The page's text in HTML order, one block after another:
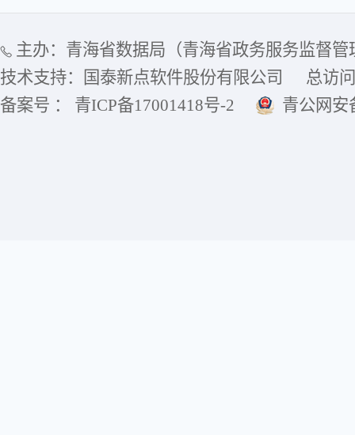
主办：青海省数据局（青海省政务服务监督管
技术支持：国泰新点软件股份有限公司
总访
备案号 ： 青ICP备17001418号-2
青公网安